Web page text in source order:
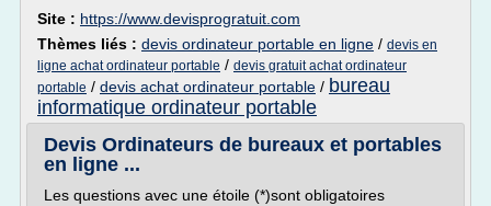
Site : https://www.devisprogratuit.com
Thèmes liés : devis ordinateur portable en ligne / devis en
ligne achat ordinateur portable / devis gratuit achat ordinateur
portable / devis achat ordinateur portable / bureau
informatique ordinateur portable
Devis Ordinateurs de bureaux et portables
en ligne ...
Les questions avec une étoile (*)sont obligatoires